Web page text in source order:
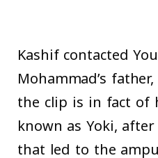
Kashif contacted
Mohammad’s
the clip is in fact of
known as Yoki,
that led to the